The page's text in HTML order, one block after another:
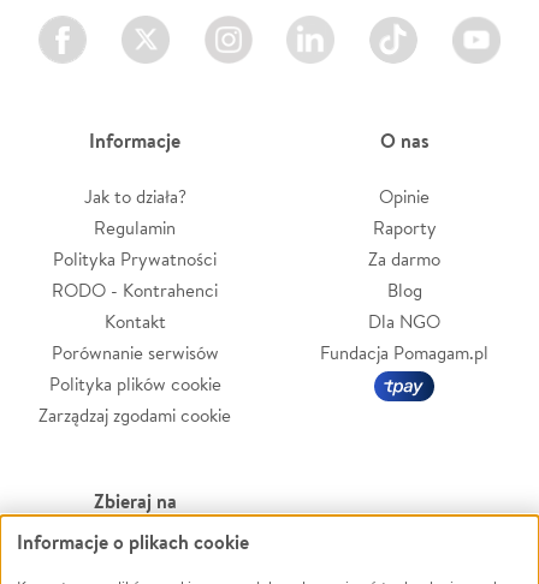
Facebook Twitter Instagram LinkedIn TikTok Youtube
Informacje
Jak to działa?
Regulamin
Polityka Prywatności
RODO - Kontrahenci
Kontakt
Porównanie serwisów
Polityka plików cookie
Zarządzaj zgodami cookie
O nas
Opinie
Raporty
Za darmo
Blog
Dla NGO
Fundacja Pomagam.pl
Zbieraj na
Leczenie
Informacje o plikach cookie